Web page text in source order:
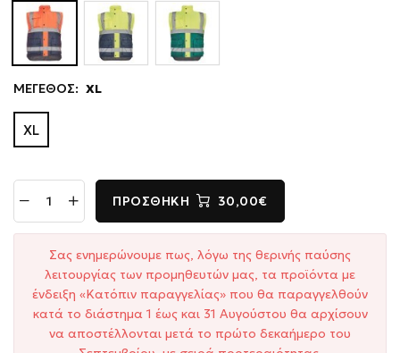
ΜΕΓΕΘΟΣ: XL
XL
ΠΡΟΣΘΉΚΗ 30,00€
Σας ενημερώνουμε πως, λόγω της θερινής παύσης
λειτουργίας των προμηθευτών μας, τα προϊόντα με
ένδειξη «Κατόπιν παραγγελίας» που θα παραγγελθούν
κατά το διάστημα 1 έως και 31 Αυγούστου θα αρχίσουν
να αποστέλλονται μετά το πρώτο δεκαήμερο του